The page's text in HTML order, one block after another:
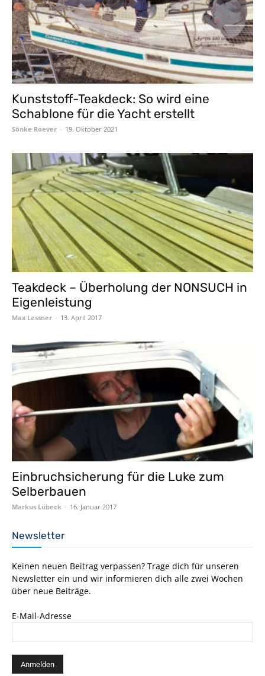
Kunststoff-Teakdeck: So wird eine
Schablone für die Yacht erstellt
Sönke Roever - 19. Oktober 2021
Teakdeck – Überholung der NONSUCH in
Eigenleistung
Max Lessner - 13. April 2017
Einbruchsicherung für die Luke zum
Selberbauen
Markus Lübeck - 16. Januar 2017
Newsletter
Keinen neuen Beitrag verpassen? Trage dich für unseren
Newsletter ein und wir informieren dich alle zwei Wochen
über neue Beiträge.
E-Mail-Adresse